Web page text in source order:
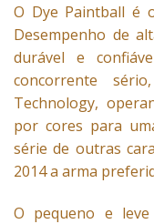
O Dye Paintball é
Desempenho de
durável e
concorrente
Technology,
por cores para
série de outras
2014 a arma
O pequeno e